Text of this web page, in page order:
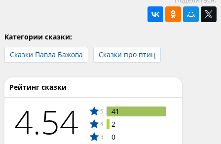
Категории сказки:
Сказки Павла Бажова
Сказки про птиц
Рейтинг сказки
4.54 5 41
4 2
3 0